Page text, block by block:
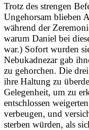
Trotz des strengen
Ungehorsam blieben
während der
warum Daniel bei
war.) Sofort wurden
Nebukadnezar gab
zu gehorchen. Die
ihre Haltung zu
Gelegenheit, um zu
entschlossen
verbeugen, und
sterben würden, als